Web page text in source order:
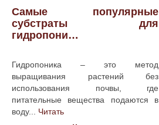
Самые популярные
субстраты для
гидропони…
Гидропоника – это метод
выращивания растений без
использования почвы, где
питательные вещества подаются в
воду... Читать